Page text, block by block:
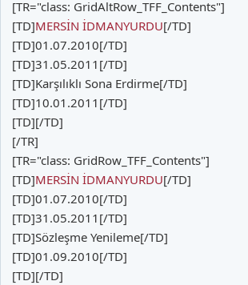
[TR="class: GridAltRow_TFF_Contents"]
[TD]MERSİN İDMANYURDU[/TD]
[TD]01.07.2010[/TD]
[TD]31.05.2011[/TD]
[TD]Karşılıklı Sona Erdirme[/TD]
[TD]10.01.2011[/TD]
[TD][/TD]
[/TR]
[TR="class: GridRow_TFF_Contents"]
[TD]MERSİN İDMANYURDU[/TD]
[TD]01.07.2010[/TD]
[TD]31.05.2011[/TD]
[TD]Sözleşme Yenileme[/TD]
[TD]01.09.2010[/TD]
[TD][/TD]